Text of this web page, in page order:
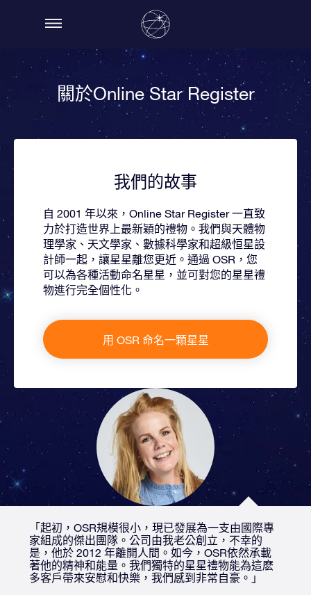
關於Online Star Register
我們的故事
自 2001 年以來，Online Star Register 一直致
力於打造世界上最新穎的禮物。我們與天體物
理學家、天文學家、數據科學家和超級恒星設
計師一起，讓星星離您更近。通過 OSR，您
可以為各種活動命名星星，並可對您的星星禮
物進行完全個性化。
用 OSR 命名一顆星星
「起初，OSR規模很小，現已發展為一支由國際專
家組成的傑出團隊。公司由我老公創立，不幸的
是，他於 2012 年離開人間。如今，OSR依然承載
著他的精神和能量。我們獨特的星星禮物能為這麽
多客戶帶來安慰和快樂，我們感到非常自豪。」